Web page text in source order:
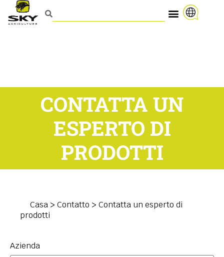
CONTATTA UN
ESPERTO DI
PRODOTTI
Casa > Contatto > Contatta un esperto di
prodotti
Azienda